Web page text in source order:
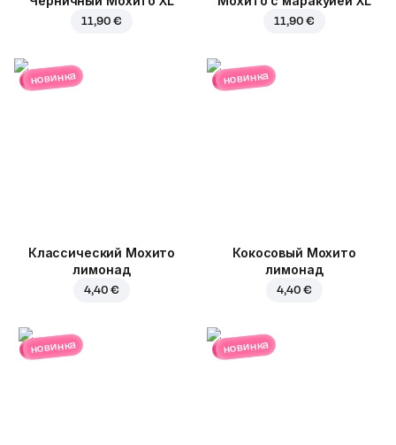
11,90 € 11,90 €
новинка
Классический Мохито
лимонад
4,40 €
новинка
Кокосовый Мохито
лимонад
4,40 €
новинка новинка